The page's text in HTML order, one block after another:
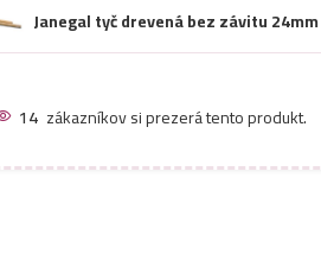
Janegal tyč drevená bez závitu
14 zákazníkov si prezerá tento produkt.